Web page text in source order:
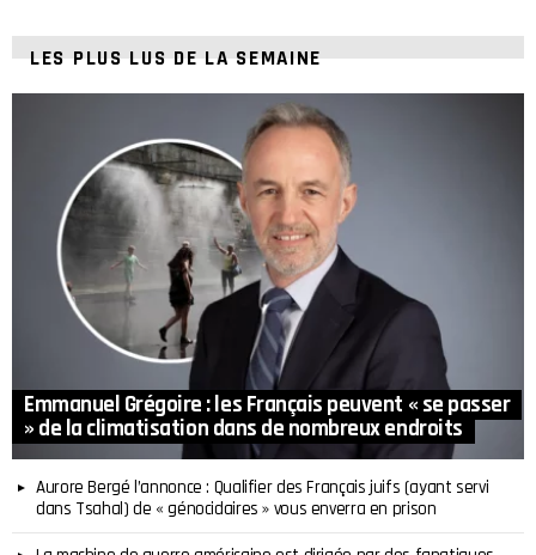
LES PLUS LUS DE LA SEMAINE
Emmanuel Grégoire : les Français peuvent « se passer
» de la climatisation dans de nombreux endroits
Aurore Bergé l’annonce : Qualifier des Français juifs (ayant servi
dans Tsahal) de « génocidaires » vous enverra en prison